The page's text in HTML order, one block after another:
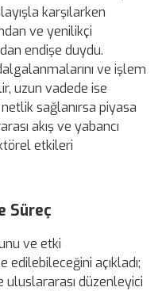
karşılarken
ve yenilikçi
endişe duydu.
ve işlem
uzun vadede ise
sağlanırsa piyasa
akış ve yabancı
etkileri
Süreç
ve etki
açıkladı;
uluslararası düzenleyici